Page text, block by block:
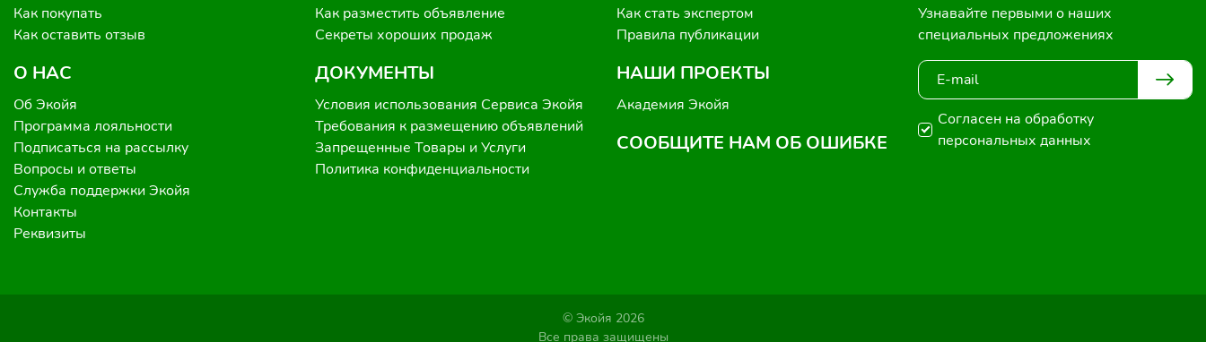
Как покупать
Как оставить отзыв
О НАС
Об Экойя
Программа лояльности
Подписаться на рассылку
Вопросы и ответы
Служба поддержки Экойя
Контакты
Реквизиты
Как разместить объявление
Секреты хороших продаж
ДОКУМЕНТЫ
Условия использования Сервиса Экойя
Требования к размещению объявлений
Запрещенные Товары и Услуги
Политика конфиденциальности
Как стать экспертом
Правила публикации
НАШИ ПРОЕКТЫ
Академия Экойя
СООБЩИТЕ НАМ ОБ ОШИБКЕ
Узнавайте первыми о наших
специальных предложениях
Согласен на обработку
персональных данных
© Экойя 2026
Все права защищены